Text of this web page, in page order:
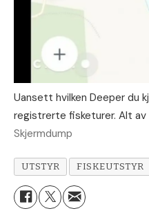
Uansett hvilken Deeper du
registrerte fisketurer. Alt
Skjermdump
UTSTYR FISKEUTSTYR